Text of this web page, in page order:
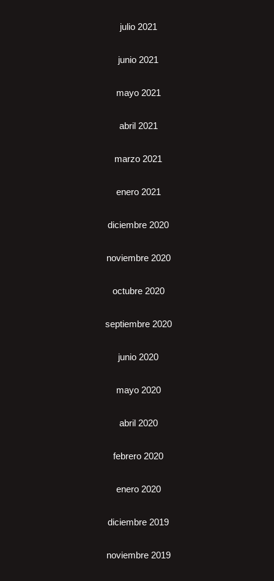
julio 2021
junio 2021
mayo 2021
abril 2021
marzo 2021
enero 2021
diciembre 2020
noviembre 2020
octubre 2020
septiembre 2020
junio 2020
mayo 2020
abril 2020
febrero 2020
enero 2020
diciembre 2019
noviembre 2019